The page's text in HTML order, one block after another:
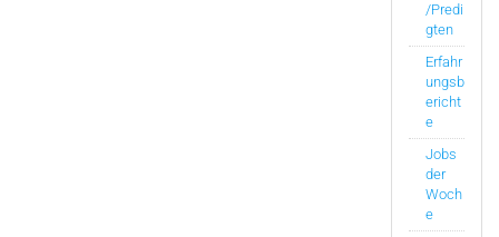
/Predi
gten
Erfahr
ungsb
ericht
e
Jobs
der
Woch
e